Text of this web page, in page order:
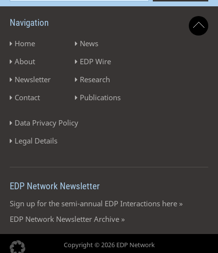
Navigation
Home
About
Newsletter
Contact
News
EDP Wire
Research
Publications
Data Privacy Policy
Legal Details
EDP Network Newsletter
Sign up for the semi-annual EDP Interactions here »
EDP Network Newsletter Archive »
Copyright © 2026 EDP Network